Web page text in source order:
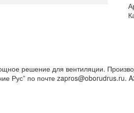
решение для вентиляции.
Рус” по почте zapros@oborudrus.ru.